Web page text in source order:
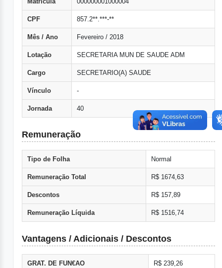
CPF 857.2**.***-**
Mês / Ano Fevereiro / 2018
Lotação SECRETARIA MUN DE SAUDE ADM
Cargo SECRETARIO(A) SAUDE
Vínculo -
Jornada 40
Remuneração
Tipo de Folha Normal
Remuneração Total R$ 1674,63
Descontos R$ 157,89
Remuneração Líquida R$ 1516,74
Vantagens / Adicionais / Descontos
GRAT. DE FUN€AO R$ 239,26